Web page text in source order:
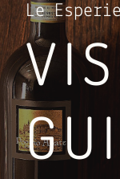
Le